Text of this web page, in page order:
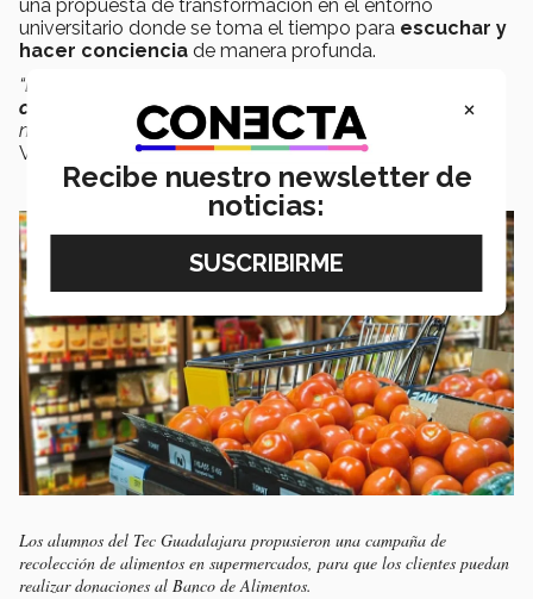
una propuesta de transformación en el entorno
universitario donde se toma el tiempo para escuchar y
hacer conciencia de manera profunda.
“El resultado esperado es generar un
competencias éticas y ciudadanas y en un segundo
nivel el entregable para su calificación”, comentó
Vázquez.
Los alumnos del Tec Guadalajara propusieron una campaña de
recolección de alimentos en supermercados, para que los clientes puedan
realizar donaciones al Banco de Alimentos.
×
Recibe nuestro newsletter de
noticias: